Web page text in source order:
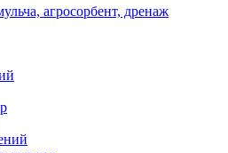
агросорбент, дренаж